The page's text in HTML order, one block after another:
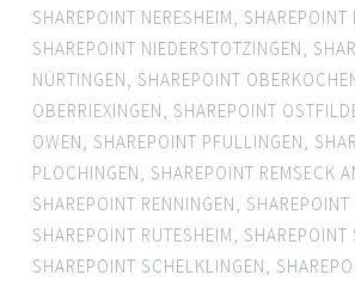
SHAREPOINT NERESHEIM, SHAREPOINT
SHAREPOINT NIEDERSTOTZINGEN,
NÜRTINGEN, SHAREPOINT
OBERRIEXINGEN, SHAREPOINT
OWEN, SHAREPOINT PFULLINGEN,
PLOCHINGEN, SHAREPOINT REMSECK
SHAREPOINT RENNINGEN, SHAREPOINT
SHAREPOINT RUTESHEIM, SHAREPOINT
SHAREPOINT SCHELKLINGEN,